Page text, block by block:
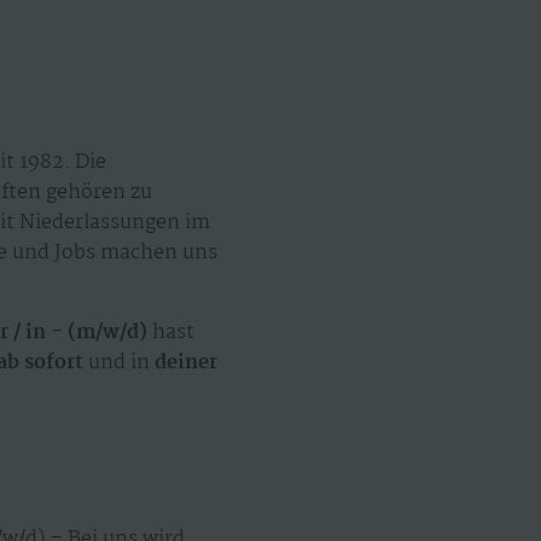
1982. Die
gehören zu
Niederlassungen im
Jobs machen uns
/ in - (m/w/d) hast
sofort und in deiner